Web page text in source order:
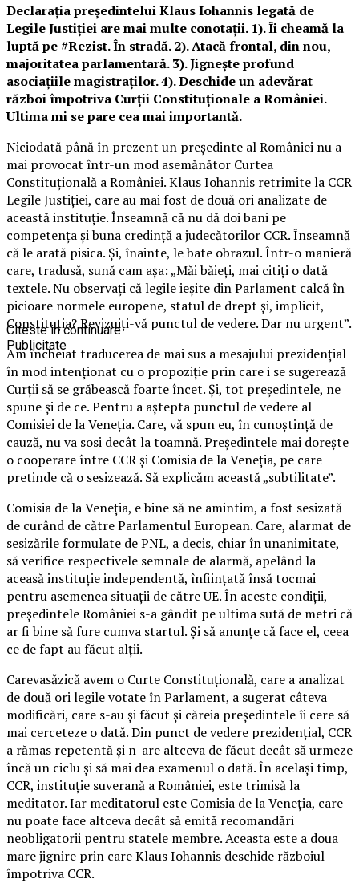
Declarația președintelui Klaus Iohannis legată de
Legile Justiției are mai multe conotații. 1). Îi cheamă la
luptă pe #Rezist. În stradă. 2). Atacă frontal, din nou,
majoritatea parlamentară. 3). Jignește profund
asociațiile magistraților. 4). Deschide un adevărat
război împotriva Curții Constituționale a României.
Ultima mi se pare cea mai importantă.
Niciodată până în prezent un președinte al României nu a
mai provocat într-un mod asemănător Curtea
Constituțională a României. Klaus Iohannis retrimite la CCR
Legile Justiției, care au mai fost de două ori analizate de
această instituție. Înseamnă că nu dă doi bani pe
competența și buna credință a judecătorilor CCR. Înseamnă
că le arată pisica. Și, înainte, le bate obrazul. Într-o manieră
care, tradusă, sună cam așa: „Măi băieți, mai citiți o dată
textele. Nu observați că legile ieșite din Parlament calcă în
picioare normele europene, statul de drept și, implicit,
Constituția? Revizuiți-vă punctul de vedere. Dar nu urgent”.
Am încheiat traducerea de mai sus a mesajului prezidențial
în mod intenționat cu o propoziție prin care i se sugerează
Curții să se grăbească foarte încet. Și, tot președintele, ne
spune și de ce. Pentru a aștepta punctul de vedere al
Comisiei de la Veneția. Care, vă spun eu, în cunoștință de
cauză, nu va sosi decât la toamnă. Președintele mai dorește
o cooperare între CCR și Comisia de la Veneția, pe care
pretinde că o sesizează. Să explicăm această „subtilitate”.
Comisia de la Veneția, e bine să ne amintim, a fost sesizată
de curând de către Parlamentul European. Care, alarmat de
sesizările formulate de PNL, a decis, chiar în unanimitate,
să verifice respectivele semnale de alarmă, apelând la
aceasă instituție independentă, înființată însă tocmai
pentru asemenea situații de către UE. În aceste condiții,
președintele României s-a gândit pe ultima sută de metri că
ar fi bine să fure cumva startul. Și să anunțe că face el, ceea
ce de fapt au făcut alții.
Carevasăzică avem o Curte Constituțională, care a analizat
de două ori legile votate în Parlament, a sugerat câteva
modificări, care s-au și făcut și căreia președintele îi cere să
mai cerceteze o dată. Din punct de vedere prezidențial, CCR
a rămas repetentă și n-are altceva de făcut decât să urmeze
încă un ciclu și să mai dea examenul o dată. În același timp,
CCR, instituție suverană a României, este trimisă la
meditator. Iar meditatorul este Comisia de la Veneția, care
nu poate face altceva decât să emită recomandări
neobligatorii pentru statele membre. Aceasta este a doua
mare jignire prin care Klaus Iohannis deschide războiul
împotriva CCR.
Citeste in continuare
Publicitate